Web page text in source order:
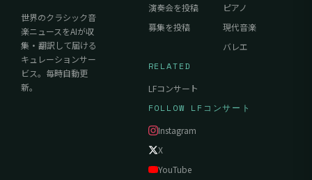
世界のクラシック音
楽ニュースをAIが収
集・翻訳して届ける
キュレーションサー
ビス。毎時自動更
新。
演奏会を投稿
募集を投稿
ピアノ
現代音楽
バレエ
RELATED
LFコンサート
FOLLOW LFコンサート
Instagram
X
YouTube